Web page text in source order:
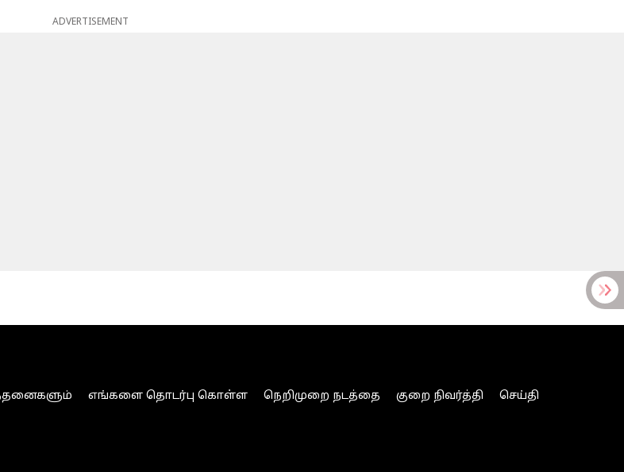
ADVERTISEMENT
எங்களை தொடர்பு கொள்ள நெறிமுறை நடத்தை குறை நிவர்த்தி
செய்தி